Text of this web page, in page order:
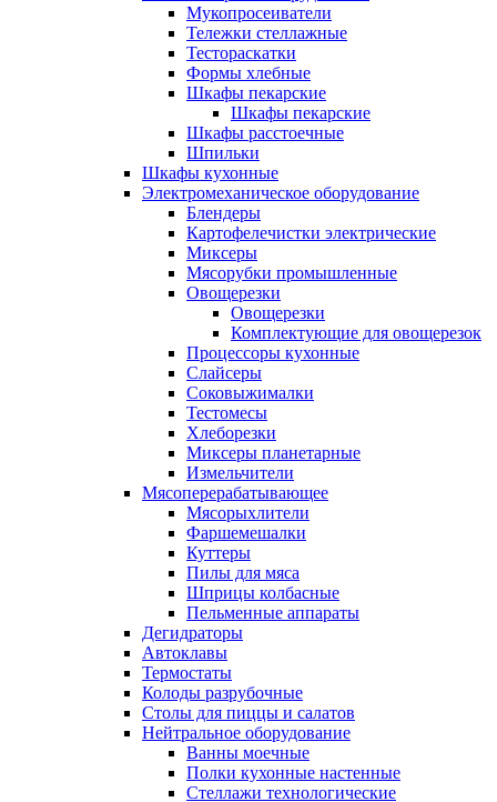
Мукопросеиватели
Тележки стеллажные
Тестораскатки
Формы хлебные
Шкафы пекарские
Шкафы пекарские
Шкафы расстоечные
Шпильки
Шкафы кухонные
Электромеханическое оборудование
Блендеры
Картофелечистки электрические
Миксеры
Мясорубки промышленные
Овощерезки
Овощерезки
Комплектующие для овощерезок
Процессоры кухонные
Слайсеры
Соковыжималки
Тестомесы
Хлеборезки
Миксеры планетарные
Измельчители
Мясоперерабатывающее
Мясорыхлители
Фаршемешалки
Куттеры
Пилы для мяса
Шприцы колбасные
Пельменные аппараты
Дегидраторы
Автоклавы
Термостаты
Колоды разрубочные
Столы для пиццы и салатов
Нейтральное оборудование
Ванны моечные
Полки кухонные настенные
Стеллажи технологические